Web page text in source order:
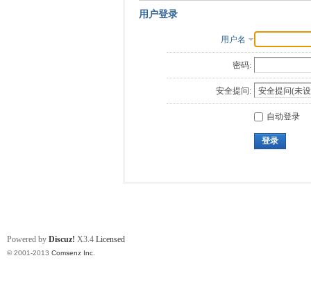
用户登录
用户名
密码:
安全提问:
自动登录
登录
Powered by Discuz! X3.4 Licensed
© 2001-2013 Comsenz Inc.